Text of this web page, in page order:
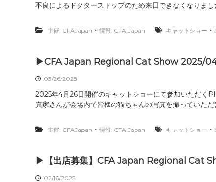
不良によるドクターストップのため来日できなくなりま
主催: CFAJapan ・ 情報: CFA Japan キャットショー ・
▶CFA Japan Regional Cat Show 2025/
03/26/2025
2025年4月26日開催のキャットショーにて参加いただく
真家さんが会場内で皆様の猫ちゃんの写真を撮っていた
主催: CFAJapan ・ 情報: CFA Japan キャットショー ・
▶【出店募集】CFA Japan Regional Cat
02/16/2025